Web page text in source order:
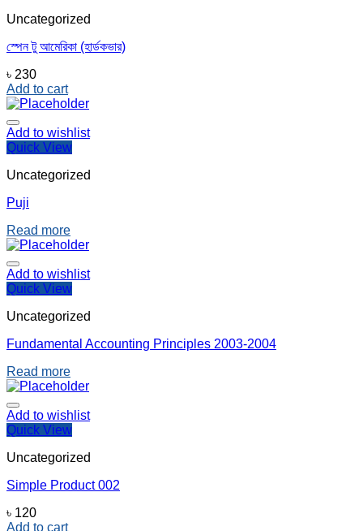
Uncategorized
স্পেন টু আমেরিকা (হার্ডকভার)
৳ 230
Add to cart
Add to wishlist
Quick View
Uncategorized
Puji
Read more
Add to wishlist
Quick View
Uncategorized
Fundamental Accounting Principles 2003-2004
Read more
Add to wishlist
Quick View
Uncategorized
Simple Product 002
৳ 120
Add to cart